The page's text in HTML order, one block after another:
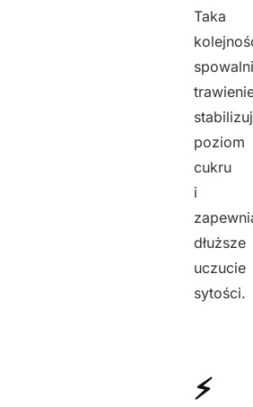
Taka
poziom
cukru
i
dłuższe
uczucie
sytości.
⚡